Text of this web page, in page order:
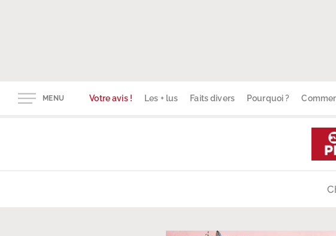
Votre avis ! Les + lus Faits divers Pourquoi ?